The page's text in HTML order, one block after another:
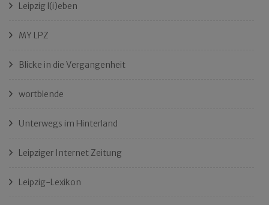
Leipzig l(i)eben
MY LPZ
Blicke in die Vergangenheit
wortblende
Unterwegs im Hinterland
Leipziger Internet Zeitung
Leipzig-Lexikon